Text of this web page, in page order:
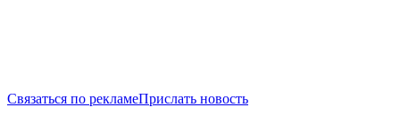
Связаться по рекламеПрислать новость